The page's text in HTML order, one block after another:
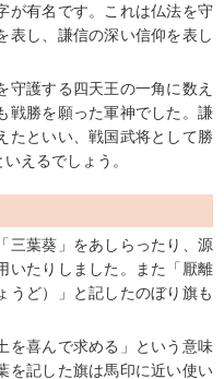
が有名です。これは仏法を守
表し、謙信の深い信仰を表し
守護する四天王の一角に数え
戦勝を願った軍神でした。謙
たといい、戦国武将として勝
えるでしょう。
三葉葵」をあしらったり、源
いたりしました。また「厭離
うど）」と記したのぼり旗も
を喜んで求める」という意味
を記した旗は馬印に近い使い